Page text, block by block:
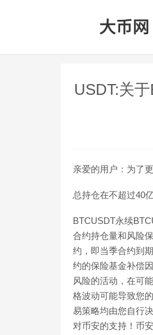
USDT:关
亲爱的用户：为了
总持仓在不超过40
BTCUSDT永续
合约持仓量和风险
约，即当季合约到
约的保险基金补偿
风险的活动，在可
格波动可能导致您
易策略均由您自行
对币安的支持！币